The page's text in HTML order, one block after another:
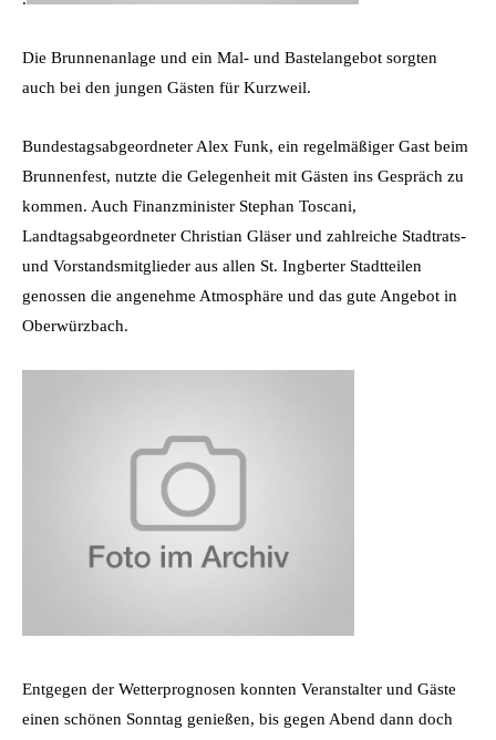
Die Brunnenanlage und ein Mal- und Bastelangebot sorgten
auch bei den jungen Gästen für Kurzweil.
Bundestagsabgeordneter Alex Funk, ein regelmäßiger Gast beim
Brunnenfest, nutzte die Gelegenheit mit Gästen ins Gespräch zu
kommen. Auch Finanzminister Stephan Toscani,
Landtagsabgeordneter Christian Gläser und zahlreiche Stadtrats-
und Vorstandsmitglieder aus allen St. Ingberter Stadtteilen
genossen die angenehme Atmosphäre und das gute Angebot in
Oberwürzbach.
Entgegen der Wetterprognosen konnten Veranstalter und Gäste
einen schönen Sonntag genießen, bis gegen Abend dann doch